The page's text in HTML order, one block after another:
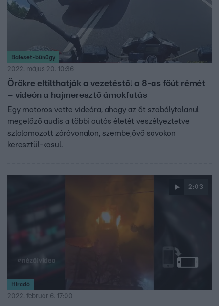
Baleset-bűnügy
2022. május 20. 10:36
Örökre eltilthatják a vezetéstől a 8-as főút rémét
– videón a hajmeresztő ámokfutás
Egy motoros vette videóra, ahogy az őt szabálytalanul
megelőző audis a többi autós életét veszélyeztetve
szlalomozott záróvonalon, szembejövő sávokon
keresztül-kasul.
2:03
Híradó
2022. február 6. 17:00